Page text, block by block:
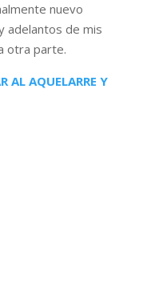
nuevo
adelantos de mis
otra parte.
AL AQUELARRE Y